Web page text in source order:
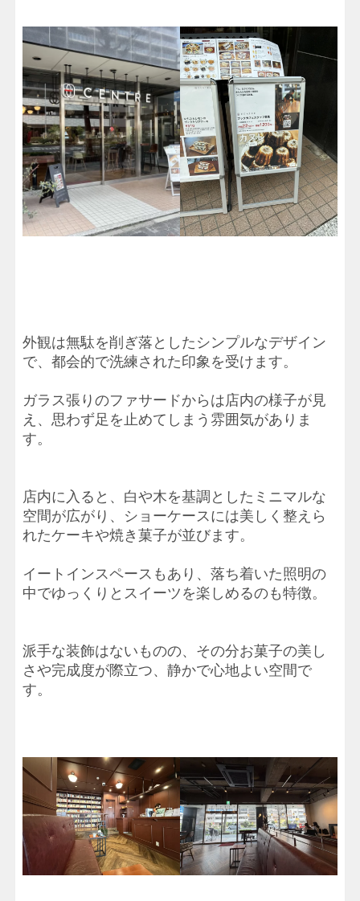
外観は無駄を削ぎ落としたシンプルなデザイン
で、都会的で洗練された印象を受けます。
ガラス張りのファサードからは店内の様子が見
え、思わず足を止めてしまう雰囲気がありま
す。
店内に入ると、白や木を基調としたミニマルな
空間が広がり、ショーケースには美しく整えら
れたケーキや焼き菓子が並びます。
イートインスペースもあり、落ち着いた照明の
中でゆっくりとスイーツを楽しめるのも特徴。
派手な装飾はないものの、その分お菓子の美し
さや完成度が際立つ、静かで心地よい空間で
す。